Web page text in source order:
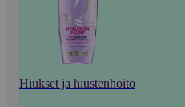
Hiukset ja hiustenhoito